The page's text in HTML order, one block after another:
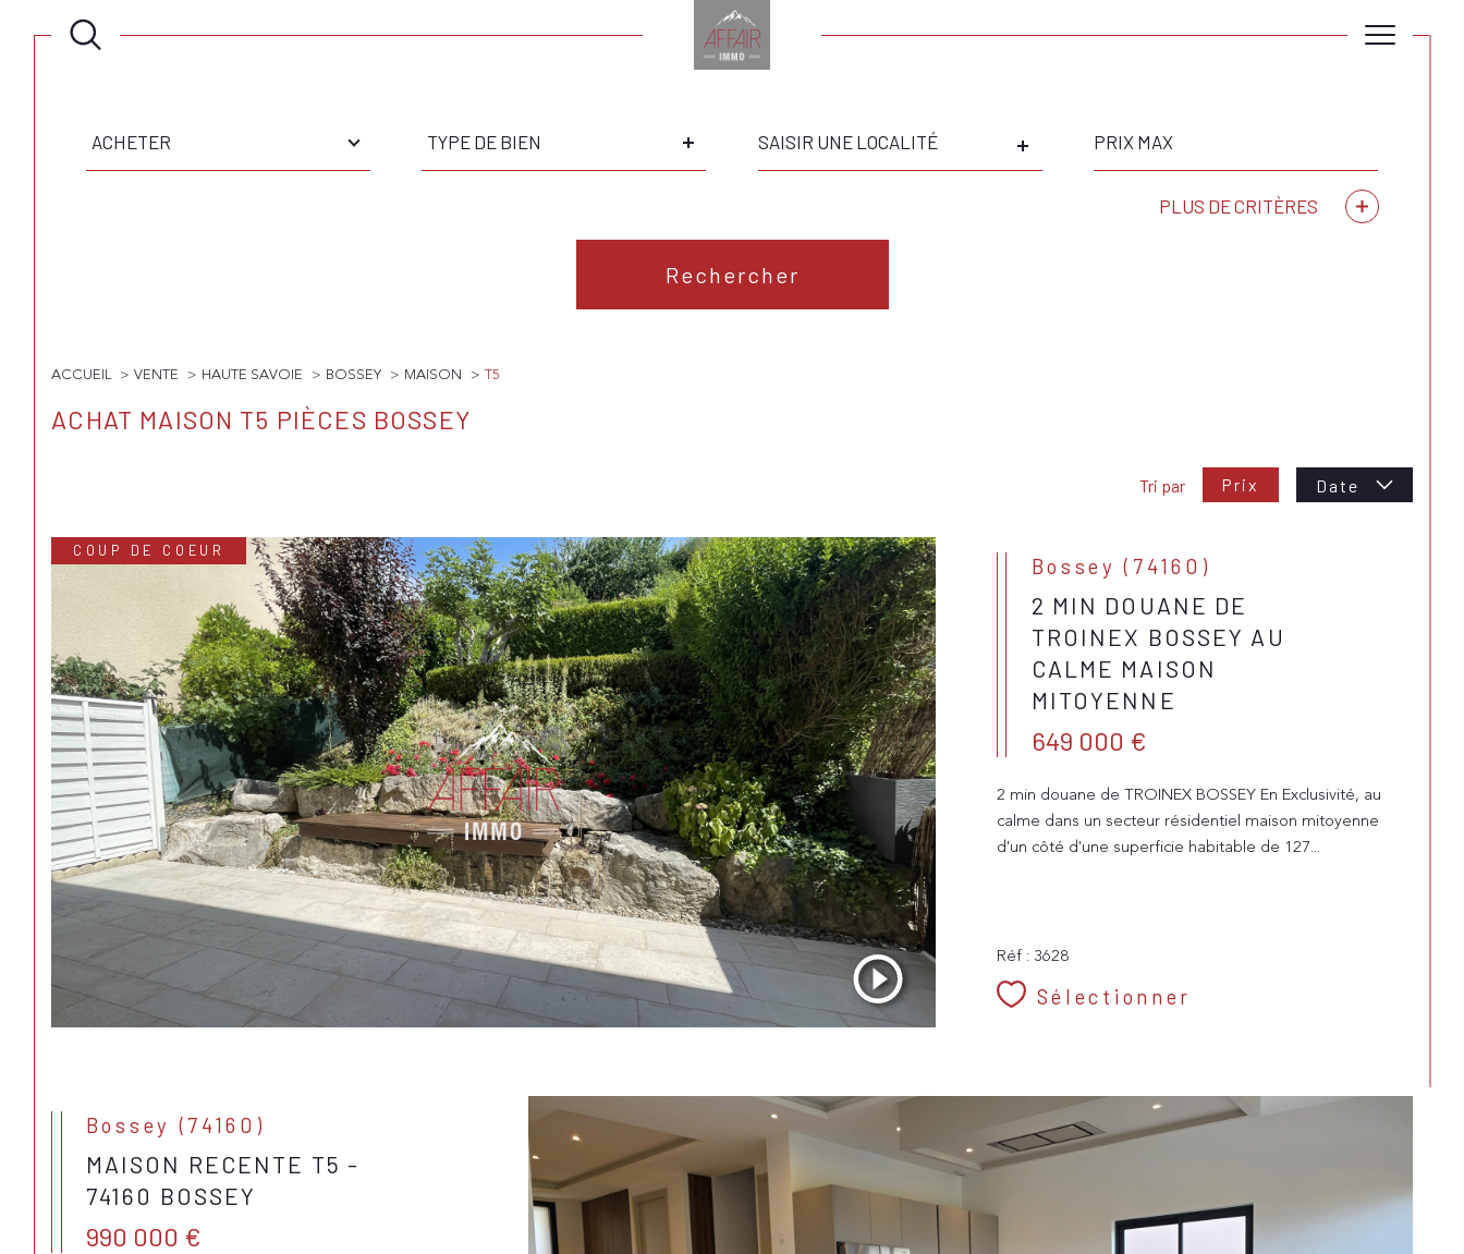
d'offre
ACHETER
de
TYPE DE BIEN
max
PLUS DE CRITÈRES
Rechercher
ACCUEIL VENTE HAUTE SAVOIE BOSSEY MAISON T5
ACHAT MAISON T5 PIÈCES BOSSEY
Tri par Prix Date
COUP DE COEUR
Bossey (74160)
2 MIN DOUANE DE
TROINEX BOSSEY AU
CALME MAISON
MITOYENNE
649 000 €
2 min douane de TROINEX BOSSEY En Exclusivité, au
calme dans un secteur résidentiel maison mitoyenne
d'un côté d'une superficie habitable de 127...
Réf : 3628
Sélectionner
Bossey (74160)
MAISON RECENTE T5 -
74160 BOSSEY
990 000 €